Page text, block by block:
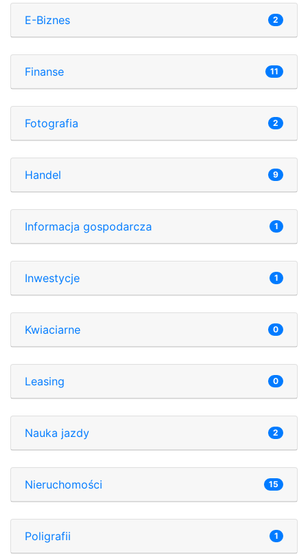
E-Biznes 2
Finanse 11
Fotografia 2
Handel 9
Informacja gospodarcza 1
Inwestycje 1
Kwiaciarne 0
Leasing 0
Nauka jazdy 2
Nieruchomości 15
Poligrafii 1